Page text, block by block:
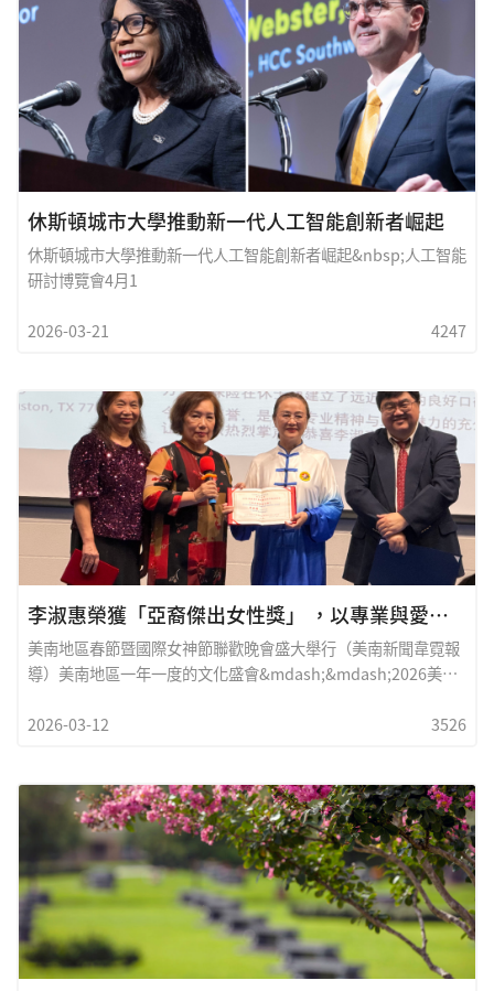
時刻,還是一場午後野餐,哪怕只是你的奇思妙想,都請告訴我們
&nbsp;H Mart&nbsp;如何啟發了你的創作!本次比賽將於4月3
日(星期五)至4月26日(星期日)期間舉行,開放給Pre-K至五年級,且
家長或監護人為H Mart Sma
休斯頓城市大學推動新一代人工智能創新者崛起
休斯頓城市大學推動新一代人工智能創新者崛起&nbsp;人工智能
研討博覽會4月1
2026-03-21 4247
李淑惠榮獲「亞裔傑出女性獎」 ，以專業與愛心守護社區長者
美南地區春節暨國際女神節聯歡晚會盛大舉行（美南新聞韋霓報
導）美南地區一年一度的文化盛會&mdash;&mdash;2026美南
來自美南各地的僑界領袖、社區賢達與傑出女性，現場氣氛熱
量，也彰顯女性在社會、家庭與社區中的重要角色。其中，萬德
福保險負責人李淑惠因多年服務社區、關懷長者的卓越貢獻，榮
獲「美南地區亞裔傑出女性獎」，成為晚會最受矚目的焦點之
一。匯聚僑界菁英:&nbsp;
2026-03-12 3526